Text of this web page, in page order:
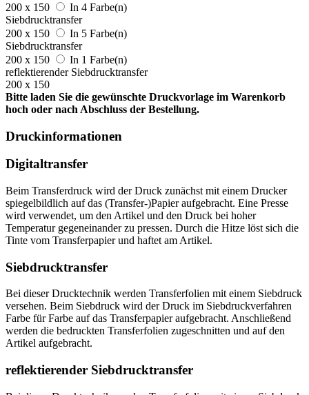
200 x 150
In 4 Farbe(n)
Siebdrucktransfer
200 x 150
In 5 Farbe(n)
Siebdrucktransfer
200 x 150
In 1 Farbe(n)
reflektierender Siebdrucktransfer
200 x 150
Bitte laden Sie die gewünschte Druckvorlage im Warenkorb
hoch oder nach Abschluss der Bestellung.
Druckinformationen
Digitaltransfer
Beim Transferdruck wird der Druck zunächst mit einem Drucker
spiegelbildlich auf das (Transfer-)Papier aufgebracht. Eine Presse
wird verwendet, um den Artikel und den Druck bei hoher
Temperatur gegeneinander zu pressen. Durch die Hitze löst sich die
Tinte vom Transferpapier und haftet am Artikel.
Siebdrucktransfer
Bei dieser Drucktechnik werden Transferfolien mit einem Siebdruck
versehen. Beim Siebdruck wird der Druck im Siebdruckverfahren
Farbe für Farbe auf das Transferpapier aufgebracht. Anschließend
werden die bedruckten Transferfolien zugeschnitten und auf den
Artikel aufgebracht.
reflektierender Siebdrucktransfer